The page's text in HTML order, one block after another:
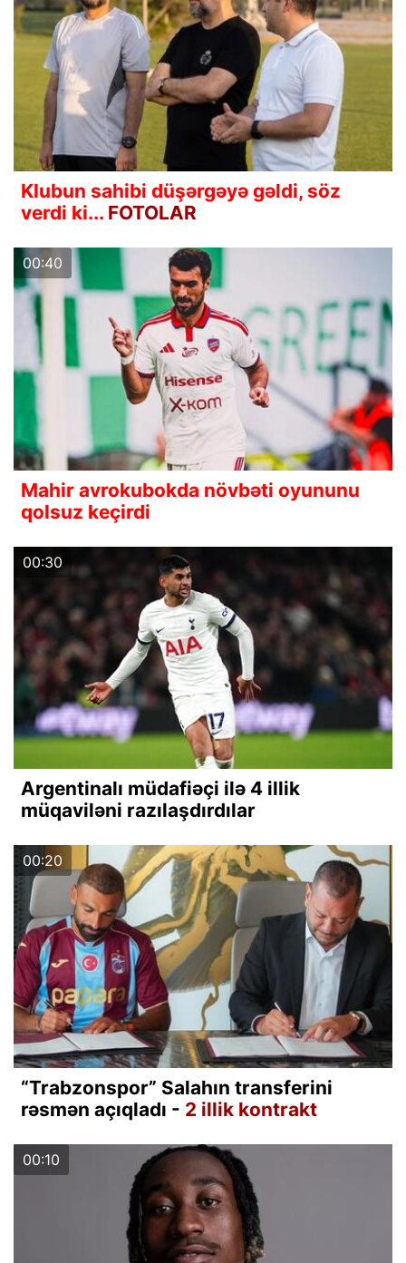
Klubun sahibi düşərgəyə gəldi, söz
verdi ki... FOTOLAR
00:40
Mahir avrokubokda növbəti oyununu
qolsuz keçirdi
00:30
Argentinalı müdafiəçi ilə 4 illik
müqaviləni razılaşdırdılar
00:20
“Trabzonspor” Salahın transferini
rəsmən açıqladı - 2 illik kontrakt
00:10